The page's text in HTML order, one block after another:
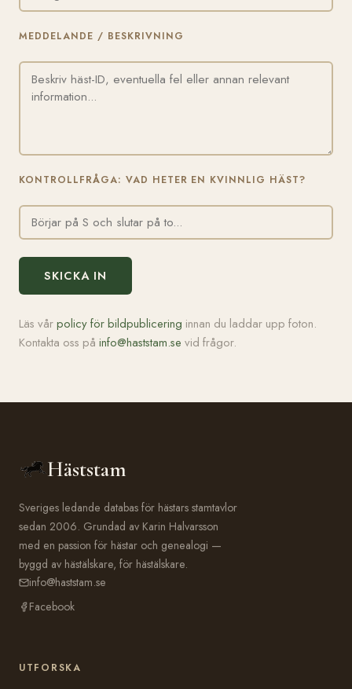
MEDDELANDE / BESKRIVNING
KONTROLLFRÅGA: VAD HETER EN KVINNLIG HÄST?
SKICKA IN
Läs vårpolicy för bildpublicering innan du laddar upp foton.
Kontakta oss på info@haststam.se vid frågor.
Häststam
Sveriges ledande databas för hästars stamtavlor
sedan 2006. Grundad av Karin Halvarsson
med en passion för hästar och genealogi —
byggd av hästälskare, för hästälskare.
info@haststam.se
Facebook
UTFORSKA